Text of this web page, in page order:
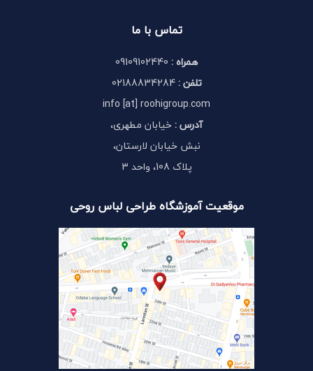
تماس با ما
همراه :
تلفن : 02188834284
info [at] roohigroup.com
آدرس : خیابان مطهری،
نبش خیابان لارستان،
پلاک 108، واحد 3
موقعیت آموزشگاه طراحی لباس روحی